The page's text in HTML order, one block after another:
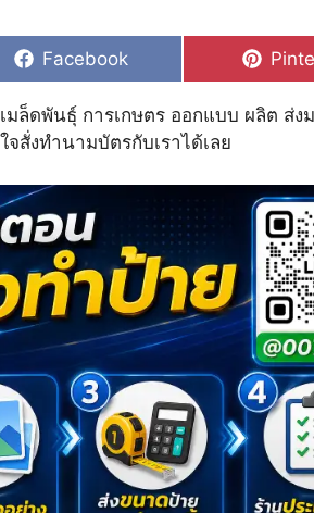
Share
Facebook
ล็ดพันธุ์ การเกษตร ออกแบบ ผลิต ส่ง
สั่งทำนามบัตรกับเราได้เลย